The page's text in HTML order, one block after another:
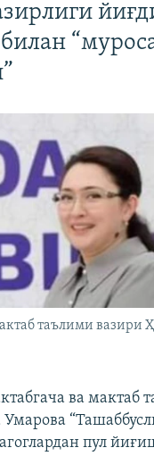
таълими вазири
ва мактаб
пул